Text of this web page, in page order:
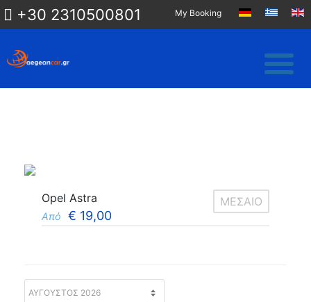
+30 2310500801 My Booking
Opel Astra ΜΕΣΑΙΟ
Από € 19,00